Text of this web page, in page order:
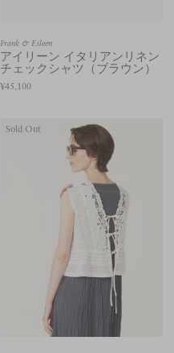
Frank & Eileen
アイリーン イタリアンリネン
チェックシャツ（ブラウン）
¥45,100
Sold Out